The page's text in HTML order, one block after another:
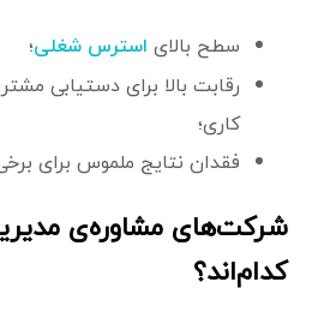
سطح بالای استرس شغلی؛
رقابت بالا برای دستیابی
کاری؛
فقدان نتایج ملموس برای
شرکت‌های مشاوره‌ی
کدام‌اند؟